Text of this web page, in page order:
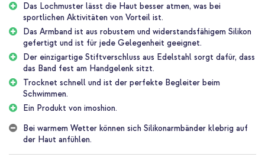
bei intensiven Aktivitäten. Du ziehst das Armband durch die erste
Schlaufe, drückst es durch den Edelstahlstift für den gewünschten
Handgelenkumfang und ziehst das Ende durch die zweite
Schlaufe. Darüber hinaus sorgt das Lochmuster dafür, dass die
Haut atmen kann, sehr praktisch beim Sport!
Wasserfest und schnell trocknend
Dank der vollen Wasserbeständigkeit musst du dir keine Sorgen
über Regen oder Schweiß machen. Das Armband trocknet auch
sofort auf, so dass du schnell mit deinem Tag weitermachen
Original imoshion Produkt
imoshion ist seit 2019 eine unserer eigenen Marken! Auf diese
Das Lochmuster lässt die Haut besser atmen, was bei
sportlichen Aktivitäten von Vorteil ist.
Das Armband ist aus robustem und widerstandsfähigem Silikon
gefertigt und ist für jede Gelegenheit geeignet.
Der einzigartige Stiftverschluss aus Edelstahl sorgt dafür, dass
das Band fest am Handgelenk sitzt.
Trocknet schnell und ist der perfekte Begleiter beim
Schwimmen.
Ein Produkt von imoshion.
Bei warmem Wetter können sich Silikonarmbänder klebrig auf
der Haut anfühlen.